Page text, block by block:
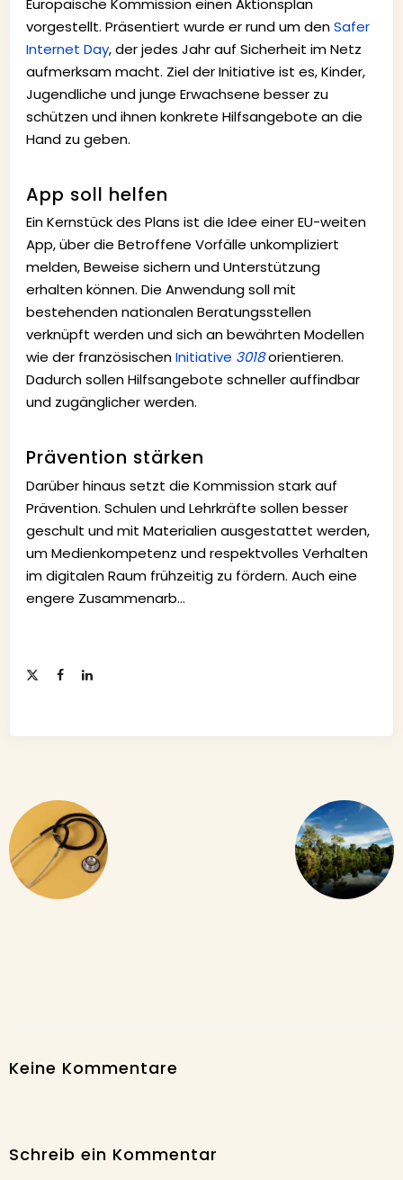
vorgestellt. Präsentiert wurde er rund um denSafer
Internet Day, der jedes Jahr auf Sicherheit im Netz
aufmerksam macht. Ziel der Initiative ist es, Kinder,
Jugendliche und junge Erwachsene besser zu
schützen und ihnen konkrete Hilfsangebote an die
Hand zu geben.
App soll helfen
Ein Kernstück des Plans ist die Idee einer EU-weiten
App, über die Betroffene Vorfälle unkompliziert
melden, Beweise sichern und Unterstützung
erhalten können. Die Anwendung soll mit
bestehenden nationalen Beratungsstellen
verknüpft werden und sich an bewährten Modellen
wie der französischenInitiative 3018orientieren.
Dadurch sollen Hilfsangebote schneller auffindbar
und zugänglicher werden.
Prävention stärken
Darüber hinaus setzt die Kommission stark auf
Prävention. Schulen und Lehrkräfte sollen besser
geschult und mit Materialien ausgestattet werden,
um Medienkompetenz und respektvolles Verhalten
im digitalen Raum frühzeitig zu fördern. Auch eine
engere Zusammenarb…
Keine Kommentare
Schreib ein Kommentar